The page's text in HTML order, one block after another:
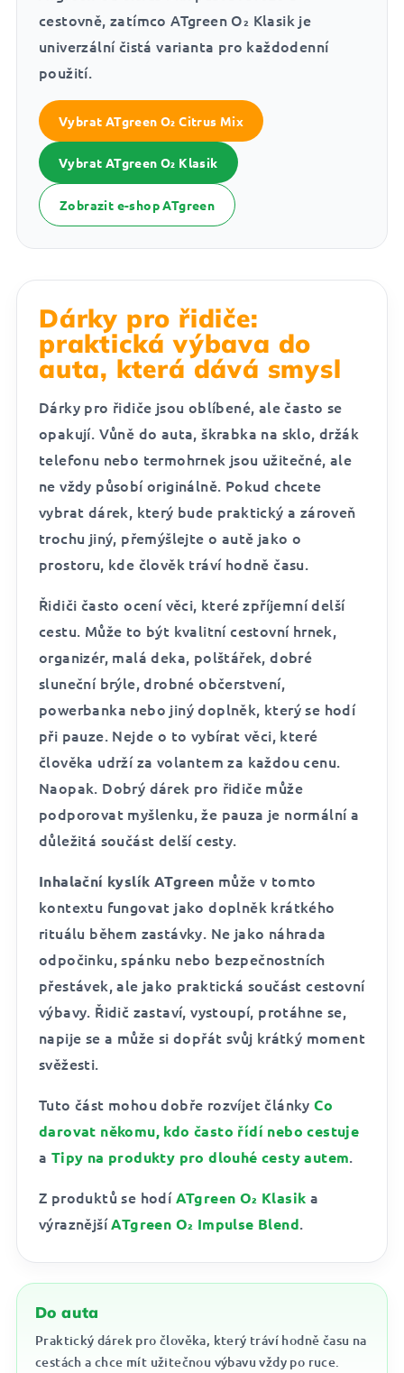
cestovně, zatímco ATgreen O₂ Klasik je
univerzální čistá varianta pro každodenní
použití.
Vybrat ATgreen O₂ Citrus Mix
Vybrat ATgreen O₂ Klasik
Zobrazit e-shop ATgreen
Dárky pro řidiče:
praktická výbava do
auta, která dává smysl
Dárky pro řidiče jsou oblíbené, ale často se
opakují. Vůně do auta, škrabka na sklo, držák
telefonu nebo termohrnek jsou užitečné, ale
ne vždy působí originálně. Pokud chcete
vybrat dárek, který bude praktický a zároveň
trochu jiný, přemýšlejte o autě jako o
prostoru, kde člověk tráví hodně času.
Řidiči často ocení věci, které zpříjemní delší
cestu. Může to být kvalitní cestovní hrnek,
organizér, malá deka, polštářek, dobré
sluneční brýle, drobné občerstvení,
powerbanka nebo jiný doplněk, který se hodí
při pauze. Nejde o to vybírat věci, které
člověka udrží za volantem za každou cenu.
Naopak. Dobrý dárek pro řidiče může
podporovat myšlenku, že pauza je normální a
důležitá součást delší cesty.
Inhalační kyslík ATgreen může v tomto
kontextu fungovat jako doplněk krátkého
rituálu během zastávky. Ne jako náhrada
odpočinku, spánku nebo bezpečnostních
přestávek, ale jako praktická součást cestovní
výbavy. Řidič zastaví, vystoupí, protáhne se,
napije se a může si dopřát svůj krátký moment
svěžesti.
Tuto část mohou dobře rozvíjet článkyCo
darovat někomu, kdo často řídí nebo cestuje
a Tipy na produkty pro dlouhé cesty autem.
Z produktů se hodíATgreen O₂ Klasik a
výraznějšíATgreen O₂ Impulse Blend.
Do auta
Praktický dárek pro člověka, který tráví hodně času na
cestách a chce mít užitečnou výbavu vždy po ruce.